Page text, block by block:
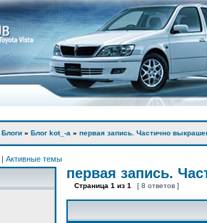
Блоги » Блог kot_-а » первая запись. Частично
| Активные темы
первая запись.
Страница 1 из 1 [ 8 ответов ]